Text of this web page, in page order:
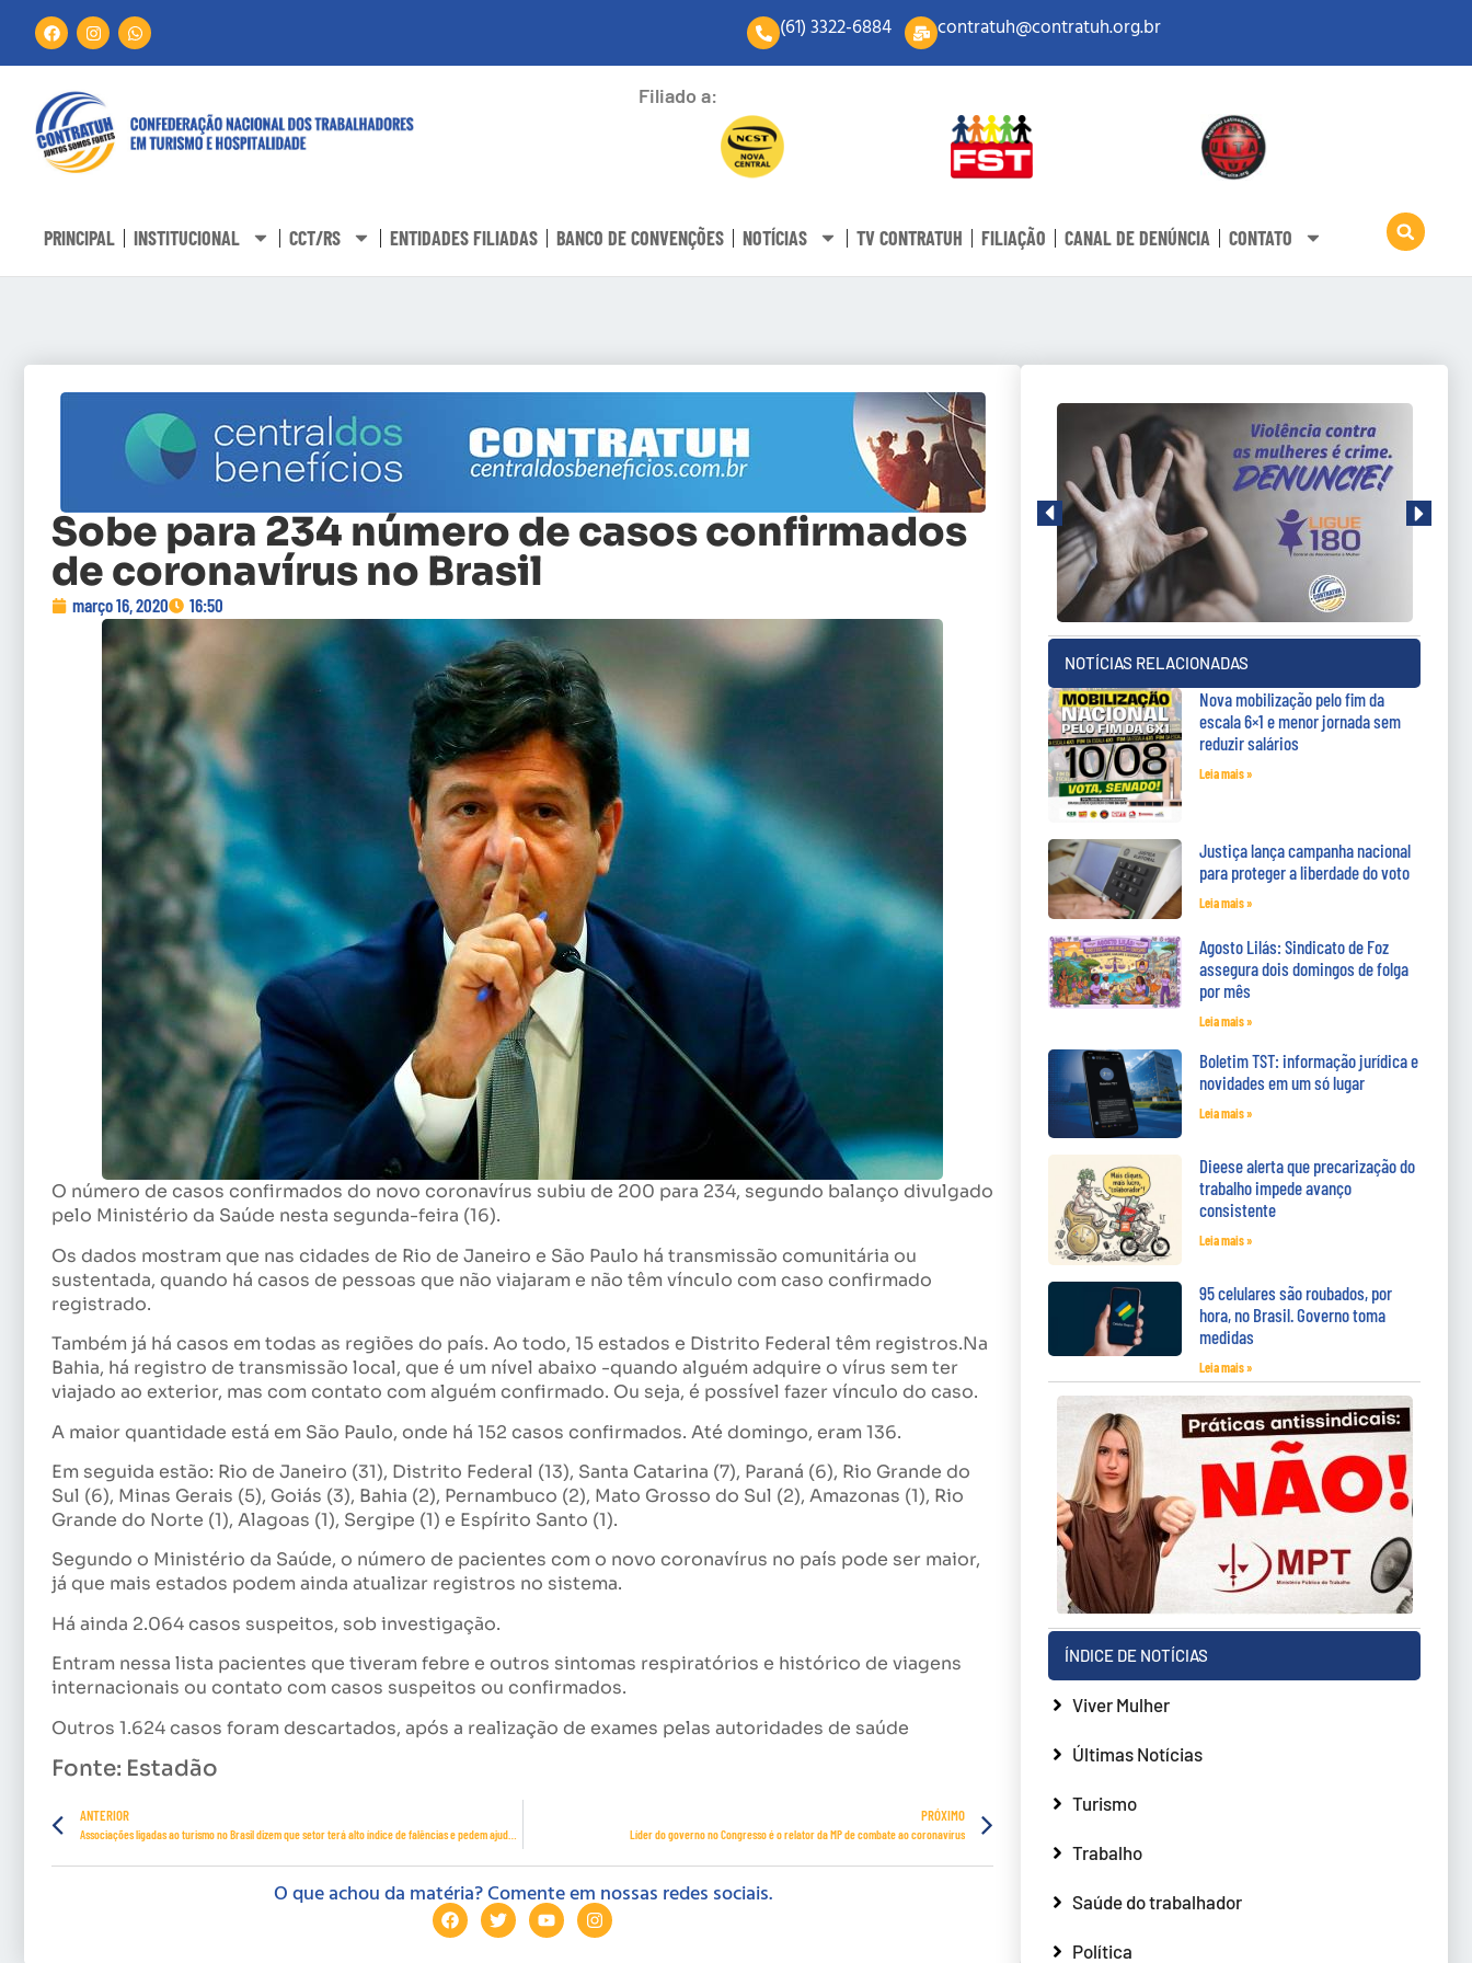
(61) 3322-6884 contratuh@contratuh.org.br
Filiado a:
PRINCIPAL INSTITUCIONAL CCT/RS ENTIDADES FILIADAS BANCO DE CONVENÇÕES NOTÍCIAS TV CONTRATUH FILIAÇÃO CANAL DE DENÚNCIA CONTATO
Sobe para 234 número de casos confirmados
de coronavírus no Brasil
março 16, 2020 16:50
O número de casos confirmados do novo coronavírus subiu de 200 para 234, segundo balanço divulgado
pelo Ministério da Saúde nesta segunda-feira (16).
Os dados mostram que nas cidades de Rio de Janeiro e São Paulo há transmissão comunitária ou
sustentada, quando há casos de pessoas que não viajaram e não têm vínculo com caso confirmado
registrado.
Também já há casos em todas as regiões do país. Ao todo, 15 estados e Distrito Federal têm registros.Na
Bahia, há registro de transmissão local, que é um nível abaixo -quando alguém adquire o vírus sem ter
viajado ao exterior, mas com contato com alguém confirmado. Ou seja, é possível fazer vínculo do caso.
A maior quantidade está em São Paulo, onde há 152 casos confirmados. Até domingo, eram 136.
Em seguida estão: Rio de Janeiro (31), Distrito Federal (13), Santa Catarina (7), Paraná (6), Rio Grande do
Sul (6), Minas Gerais (5), Goiás (3), Bahia (2), Pernambuco (2), Mato Grosso do Sul (2), Amazonas (1), Rio
Grande do Norte (1), Alagoas (1), Sergipe (1) e Espírito Santo (1).
Segundo o Ministério da Saúde, o número de pacientes com o novo coronavírus no país pode ser maior,
já que mais estados podem ainda atualizar registros no sistema.
Há ainda 2.064 casos suspeitos, sob investigação.
Entram nessa lista pacientes que tiveram febre e outros sintomas respiratórios e histórico de viagens
internacionais ou contato com casos suspeitos ou confirmados.
Outros 1.624 casos foram descartados, após a realização de exames pelas autoridades de saúde
Fonte: Estadão
ANTERIOR PRÓXIMO
Líder do governo no Congresso é o relator da MP de combate ao coronavírus
O que achou da matéria? Comente em nossas redes sociais.
NOTÍCIAS RELACIONADAS
Nova mobilização pelo fim da
escala 6×1 e menor jornada sem
reduzir salários
Leia mais »
Justiça lança campanha nacional
para proteger a liberdade do voto
Leia mais »
Agosto Lilás: Sindicato de Foz
assegura dois domingos de folga
por mês
Leia mais »
Boletim TST: informação jurídica e
novidades em um só lugar
Leia mais »
Dieese alerta que precarização do
trabalho impede avanço
consistente
Leia mais »
95 celulares são roubados, por
hora, no Brasil. Governo toma
medidas
Leia mais »
ÍNDICE DE NOTÍCIAS
Viver Mulher
Últimas Notícias
Turismo
Trabalho
Saúde do trabalhador
Política